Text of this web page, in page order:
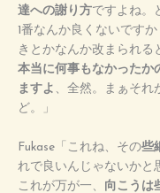
達への謝り方ですよね。
1番なんか良くないです
きとかなんか改まられる
本当に何事もなかったか
ますよ 、全然。まぁそれ
ど。」
Fukase「これね、その些
れで良いんじゃないかと
これが万が一、
向こうは